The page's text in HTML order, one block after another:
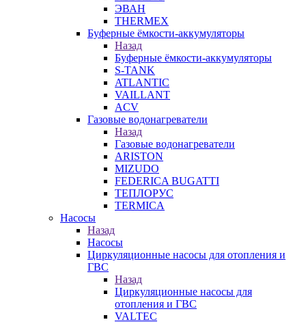
ЭВАН
THERMEX
Буферные ёмкости-аккумуляторы
Назад
Буферные ёмкости-аккумуляторы
S-TANK
ATLANTIC
VAILLANT
ACV
Газовые водонагреватели
Назад
Газовые водонагреватели
ARISTON
MIZUDO
FEDERICA BUGATTI
ТЕПЛОРУС
TERMICA
Насосы
Назад
Насосы
Циркуляционные насосы для отопления и
ГВС
Назад
Циркуляционные насосы для
отопления и ГВС
VALTEC